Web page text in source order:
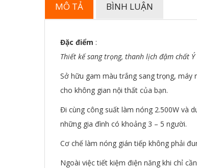
MÔ TẢ BÌNH LUẬN
Đặc điểm :
Thiết kế sang trọng, thanh lịch đậm chất Ý
Sở hữu gam màu trắng sang trọng, máy
cho không gian nội thất của bạn.
Đi cùng công suất làm nóng 2.500W và
những gia đình có khoảng 3 – 5 người.
Cơ chế làm nóng gián tiếp không phải
Ngoài việc tiết kiệm điện năng khi chỉ